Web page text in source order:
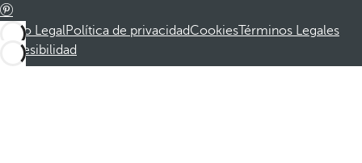
Aviso LegalPolítica de privacidadCookiesTérminos Legales
Accesibilidad